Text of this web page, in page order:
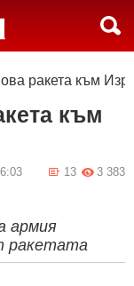
ракета към
към
3 383
13
армия
ракетата